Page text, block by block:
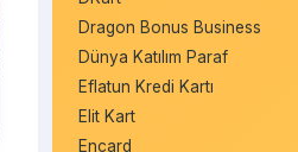
Dragon Bonus Business
Dünya Katılım Paraf
Eflatun Kredi Kartı
Elit Kart
Encard